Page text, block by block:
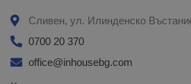
Сливен, ул. Илинденско
0700 20 370
office@inhousebg.com